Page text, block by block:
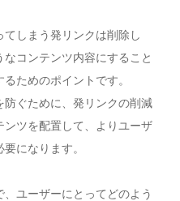
しまう発リンクは削除し
コンテンツ内容にすること
ためのポイントです。
防ぐために、発リンクの削減
ンツを配置して、よりユーザ
になります。
ユーザーにとってどのよう